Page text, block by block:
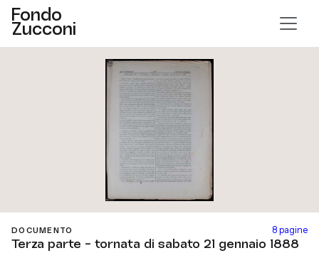
Fondo
Zucconi
DOCUMENTO 8 pagine
Terza parte - tornata di sabato 21 gennaio 1888